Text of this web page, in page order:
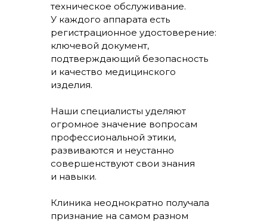
техническое обслуживание.
У каждого аппарата есть
регистрационное удостоверение:
ключевой документ,
подтверждающий безопасность
и качество медицинского
изделия.
Наши специалисты уделяют
огромное значение вопросам
профессиональной этики,
развиваются и неустанно
совершенствуют свои знания
и навыки.
Клиника неоднократно получала
признание на самом разном